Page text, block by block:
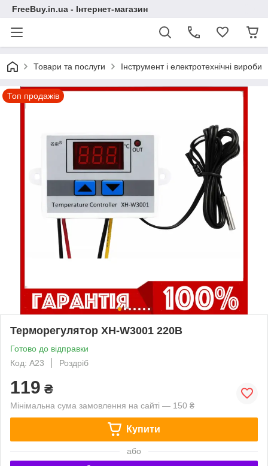
FreeBuy.in.ua - Інтернет-магазин
Товари та послуги Інструмент і електротехнічні вироби
Топ продажів
Терморегулятор XH-W3001 220В
Готово до відправки
Код: А23
Роздріб
119 ₴
Мінімальна сума замовлення на сайті — 150 ₴
Купити
або